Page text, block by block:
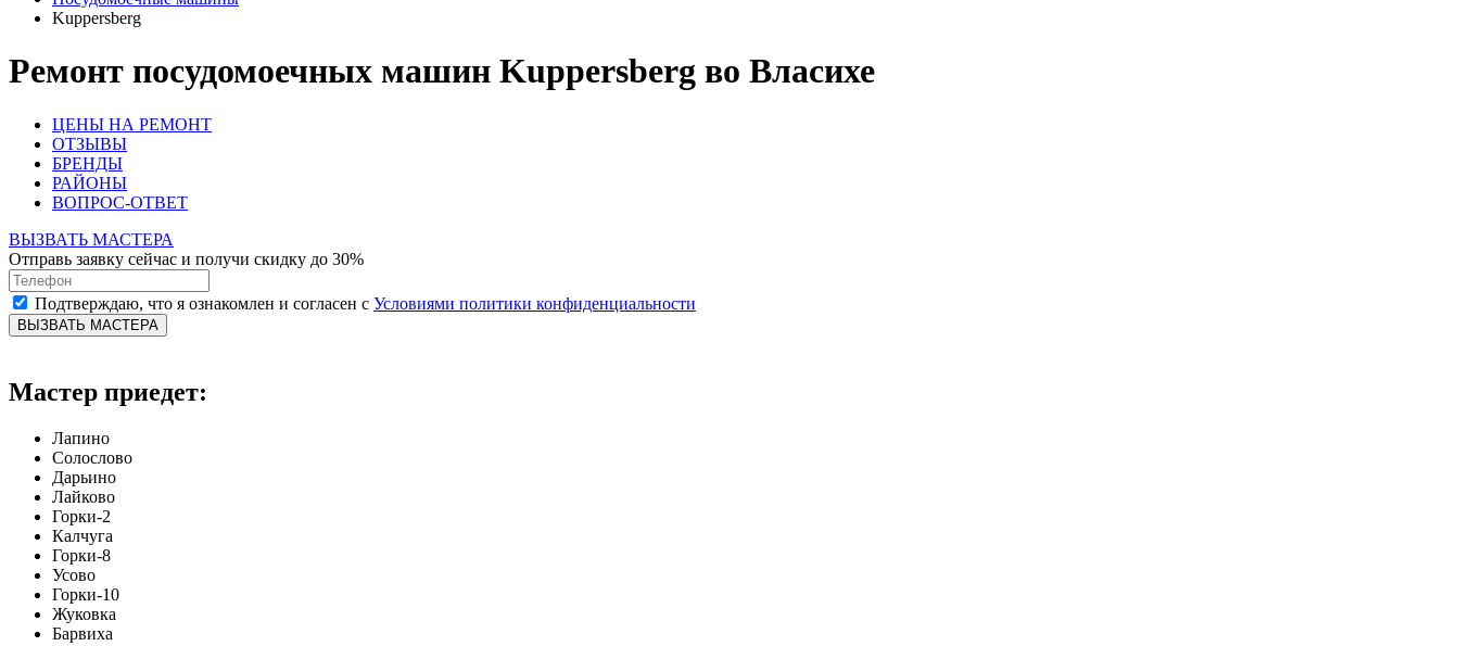
Kuppersberg
Ремонт посудомоечных машин Kuppersberg во Власихе
ЦЕНЫ НА РЕМОНТ
ОТЗЫВЫ
БРЕНДЫ
РАЙОНЫ
ВОПРОС-ОТВЕТ
ВЫЗВАТЬ МАСТЕРА
Отправь заявку сейчас и получи скидку до 30%
Подтверждаю, что я ознакомлен и согласен с Условиями политики конфиденциальности
ВЫЗВАТЬ МАСТЕРА
Мастер приедет:
Лапино
Солослово
Дарьино
Лайково
Горки-2
Калчуга
Горки-8
Усово
Горки-10
Жуковка
Барвиха